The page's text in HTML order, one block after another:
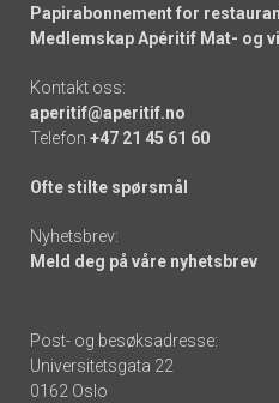
Papirabonnement for
Medlemskap Apéritif Mat- og
Kontakt oss:
aperitif@aperitif.no
Telefon +47 21 45 61 60
Ofte stilte spørsmål
Nyhetsbrev:
Meld deg på våre nyhetsbrev
Post- og besøksadresse:
Universitetsgata 22
0162 Oslo